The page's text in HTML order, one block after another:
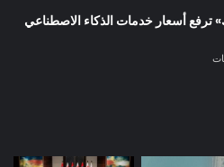
أسعار خدمات الذكاء الاصطناعي